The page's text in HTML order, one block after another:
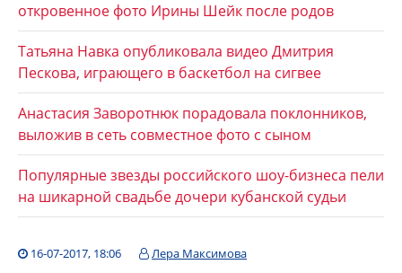
откровенное фото Ирины Шейк после родов
Татьяна Навка опубликовала видео Дмитрия
Пескова, играющего в баскетбол на сигвее
Анастасия Заворотнюк порадовала поклонников,
выложив в сеть совместное фото с сыном
Популярные звезды российского шоу-бизнеса пели
на шикарной свадьбе дочери кубанской судьи
16-07-2017, 18:06 Лера Максимова